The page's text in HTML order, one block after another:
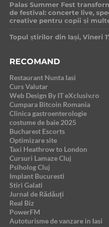
Palas Summer Fest
de festival: concerte live,
creative pentru copii și
Topul știrilor din Iași, Vineri
RECOMAND
Restaurant Nunta Iasi
Curs Valutar
Web Design By IT eXclusiv.ro
Cumpara Bitcoin Romania
Clinica gastroenterologie
costume de baie 2025
Bucharest Escorts
Optimizare site
Taxi Heathrow to London
Cursuri Lamaze Cluj
Psiholog Cluj
Implant Bucuresti
Stiri Galati
Jurnal de Rădăuți
Real Biz
PowerFM
Autoturisme de vanzare in Iasi